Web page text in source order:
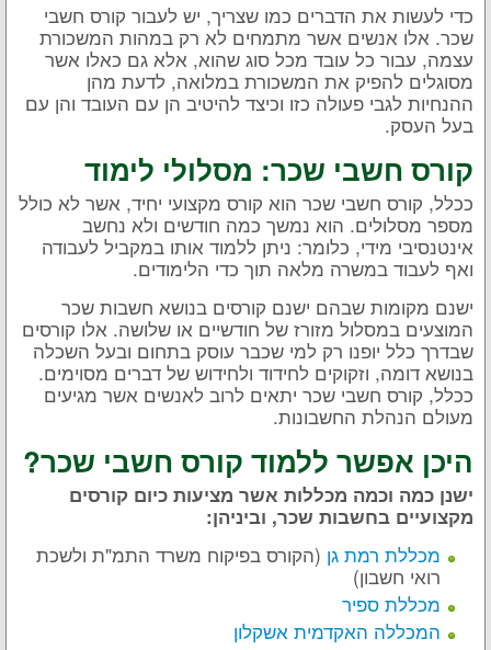
כדי לעשות את הדברים כמו שצריך, יש לעבור קורס חשבי
שכר. אלו אנשים אשר מתמחים לא רק במהות המשכורת
עצמה, עבור כל עובד מכל סוג שהוא, אלא גם כאלו אשר
מסוגלים להפיק את המשכורת במלואה, לדעת מהן
ההנחיות לגבי פעולה כזו וכיצד להיטיב הן עם העובד והן עם
בעל העסק.
קורס חשבי שכר: מסלולי לימוד
ככלל, קורס חשבי שכר הוא קורס מקצועי יחיד, אשר לא כולל
מספר מסלולים. הוא נמשך כמה חודשים ולא נחשב
אינטנסיבי מידי, כלומר: ניתן ללמוד אותו במקביל לעבודה
ואף לעבוד במשרה מלאה תוך כדי הלימודים.
ישנם מקומות שבהם ישנם קורסים בנושא חשבות שכר
המוצעים במסלול מזורז של חודשיים או שלושה. אלו קורסים
שבדרך כלל יופנו רק למי שכבר עוסק בתחום ובעל השכלה
בנושא דומה, וזקוקים לחידוד ולחידוש של דברים מסוימים.
ככלל, קורס חשבי שכר יתאים לרוב לאנשים אשר מגיעים
מעולם הנהלת החשבונות.
היכן אפשר ללמוד קורס חשבי שכר?
ישנן כמה וכמה מכללות אשר מציעות כיום קורסים
מקצועיים בחשבות שכר, וביניהן:
מכללת רמת גן (הקורס בפיקוח משרד התמ"ת ולשכת
רואי חשבון)
מכללת ספיר
המכללה האקדמית אשקלון